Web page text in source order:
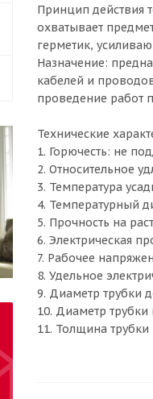
Принцип действия
охватывает
герметик,
Назначение:
кабелей и
проведение работ
Технические
1. Горючесть: не
2. Относительное
3. Температура
4. Температурный
5. Прочность на
6. Электрическая
7. Рабочее
8. Удельное
9. Диаметр трубки
10. Диаметр
11. Толщина